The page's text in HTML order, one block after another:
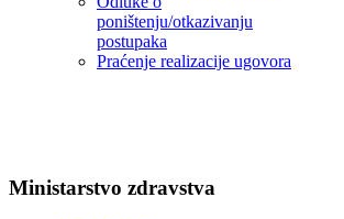
poništenju/otkazivanju
postupaka
Praćenje realizacije ugovora
Ministarstvo zdravstva